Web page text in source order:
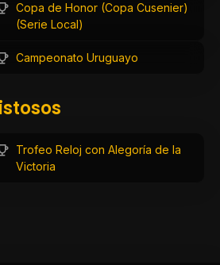
Copa de Honor (Copa Cusenier)
(Serie Local)
Campeonato Uruguayo
Trofeo Reloj con Alegoría de la
Victoria